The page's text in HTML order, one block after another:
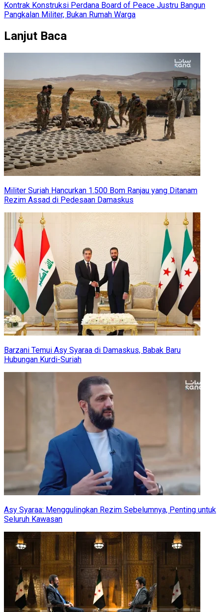
Kontrak Konstruksi Perdana Board of Peace Justru Bangun
Pangkalan Militer, Bukan Rumah Warga
Lanjut Baca
Militer Suriah Hancurkan 1.500 Bom Ranjau yang Ditanam
Rezim Assad di Pedesaan Damaskus
Barzani Temui Asy Syaraa di Damaskus, Babak Baru
Hubungan Kurdi-Suriah
Asy Syaraa: Menggulingkan Rezim Sebelumnya, Penting untuk
Seluruh Kawasan